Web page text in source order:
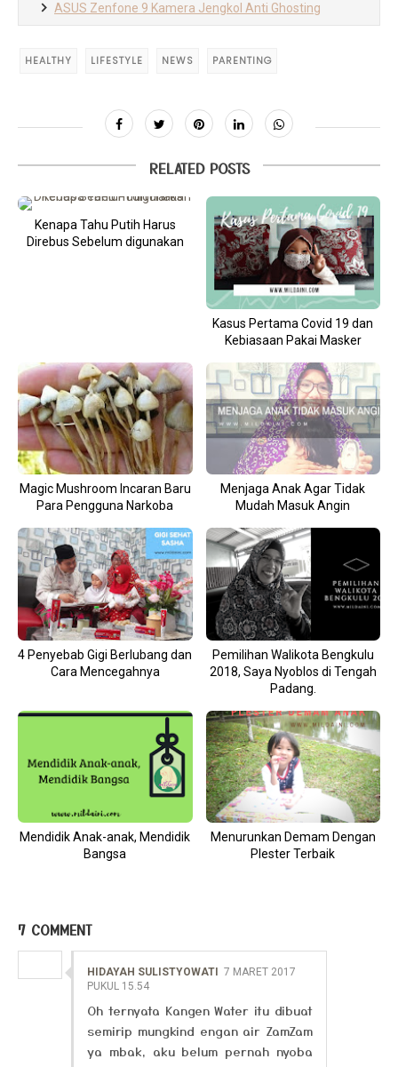
ASUS Zenfone 9 Kamera Jengkol Anti Ghosting
HEALTHY LIFESTYLE NEWS PARENTING
RELATED POSTS
Kenapa Tahu Putih Harus
Direbus Sebelum digunakan
Kasus Pertama Covid 19 dan
Kebiasaan Pakai Masker
Magic Mushroom Incaran Baru
Para Pengguna Narkoba
Menjaga Anak Agar Tidak
Mudah Masuk Angin
4 Penyebab Gigi Berlubang dan
Cara Mencegahnya
Pemilihan Walikota Bengkulu
2018, Saya Nyoblos di Tengah
Padang.
Mendidik Anak-anak, Mendidik
Bangsa
Menurunkan Demam Dengan
Plester Terbaik
7 COMMENT
HIDAYAH SULISTYOWATI
7 MARET 2017
PUKUL 15.54
Oh ternyata Kangen Water itu dibuat
semirip mungkind engan air ZamZam
ya mbak, aku belum pernah nyoba